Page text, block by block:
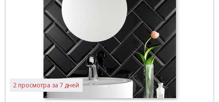
2 просмотра за 7 дней